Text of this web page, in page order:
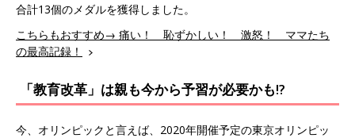
合計13個のメダルを獲得しました。
こちらもおすすめ→ 痛い！ 恥ずかしい！ 激怒！ ママたち
の最高記録！
「教育改革」は親も今から予習が必要かも!?
今、オリンピックと言えば、2020年開催予定の東京オリンピッ